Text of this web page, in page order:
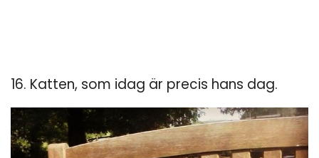
16. Katten, som idag är precis hans dag.